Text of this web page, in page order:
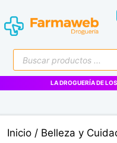
al
contenido
Búsqueda
de
productos
LA DROGUERÍA DE
Inicio / Belleza y